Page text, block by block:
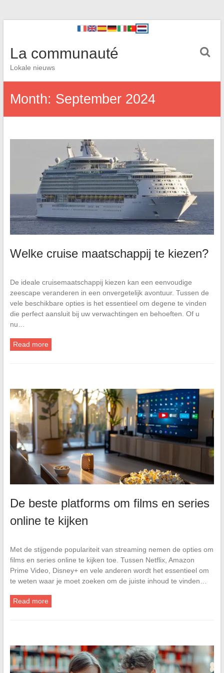
La communauté
Lokale nieuws
Month: September 2024
Welke cruise maatschappij te kiezen?
De ideale cruisemaatschappij kiezen kan een eenvoudige
zeescape veranderen in een onvergetelijk avontuur. Tussen de
vele beschikbare opties is het essentieel om degene te vinden
die perfect aansluit bij uw verwachtingen en behoeften. Of u
nu…
Read more
De beste platforms om films en series
online te kijken
Met de stijgende populariteit van streaming nemen de opties om
films en series online te kijken toe. Tussen Netflix, Amazon
Prime Video, Disney+ en vele anderen wordt het essentieel om
te weten waar je moet zoeken om de juiste inhoud te vinden…
Read more